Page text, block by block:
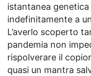
istantanea
indefinitamente a
L’averlo scoperto
pandemia non
rispolverare il
quasi un mantra